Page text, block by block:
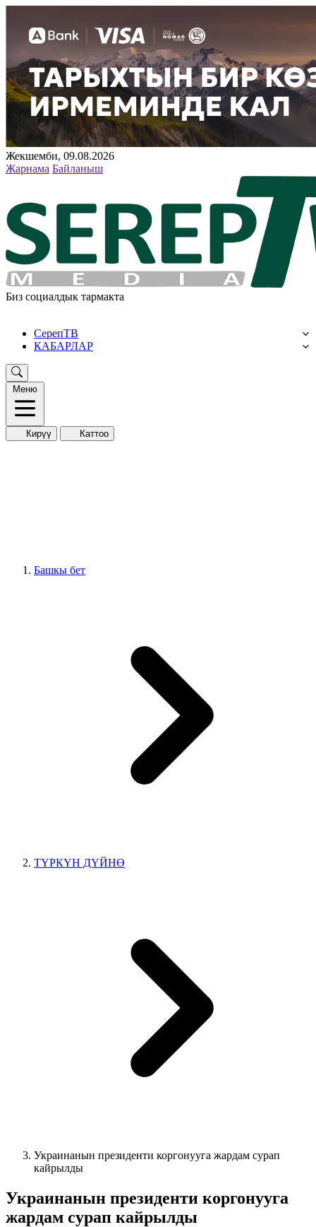
Жекшемби, 09.08.2026
Жарнама Байланыш
Биз социалдык тармакта
СерепТВ
КАБАРЛАР
Меню
Кирүү Каттоо
Башкы бет
ТҮРКҮН ДҮЙНӨ
Украинанын президенти коргонууга жардам сурап
кайрылды
Украинанын президенти коргонууга
жардам сурап кайрылды